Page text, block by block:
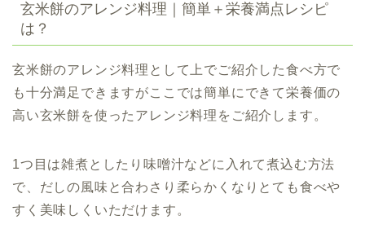
玄米餅のアレンジ料理｜簡単＋栄養満点レシピ
は？
玄米餅のアレンジ料理として上でご紹介した食べ方で
も十分満足できますがここでは簡単にできて栄養価の
高い玄米餅を使ったアレンジ料理をご紹介します。
1つ目は雑煮としたり味噌汁などに入れて煮込む方法
で、だしの風味と合わさり柔らかくなりとても食べや
すく美味しくいただけます。